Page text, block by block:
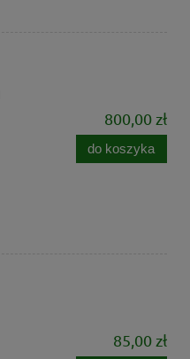
800,00 zł
do koszyka
85,00 zł